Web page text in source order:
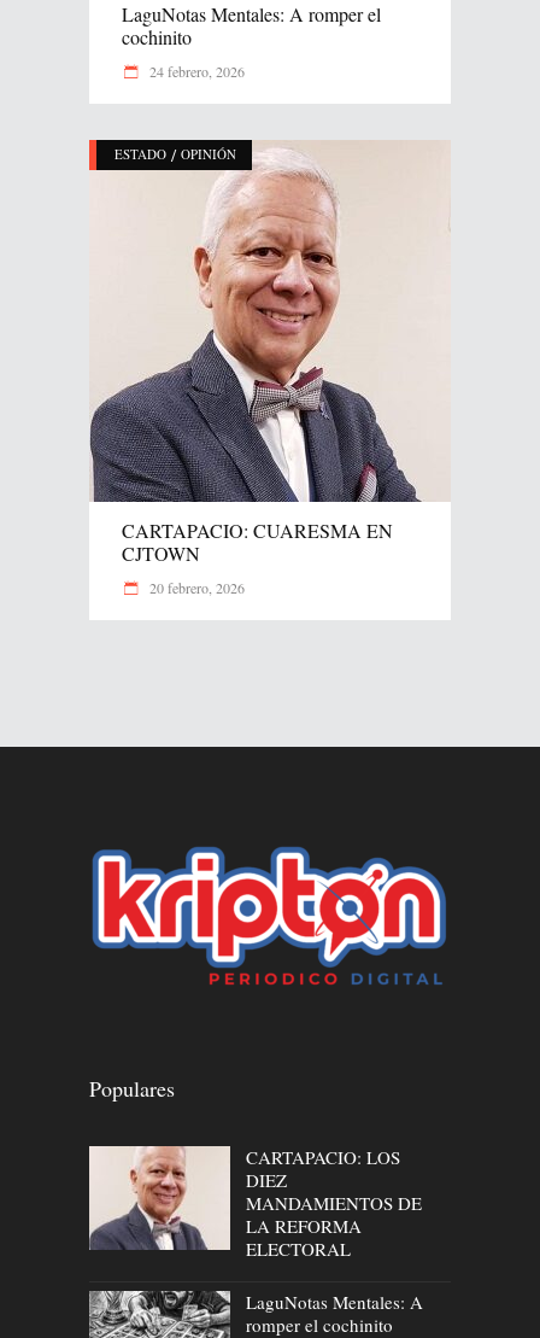
LaguNotas Mentales: A romper el
cochinito
24 febrero, 2026
ESTADO / OPINIÓN
CARTAPACIO: CUARESMA EN
CJTOWN
20 febrero, 2026
Populares
CARTAPACIO: LOS
DIEZ
MANDAMIENTOS DE
LA REFORMA
ELECTORAL
LaguNotas Mentales: A
romper el cochinito